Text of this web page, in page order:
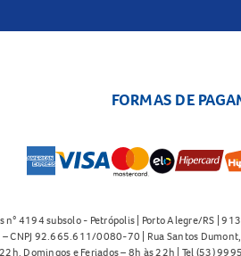
FORMAS DE
4194 subsolo - Petrópolis | Porto Alegre/RS |
92.665.611/0080-70 | Rua Santos
Domingos e Feriados – 8h às 22h | Tel (53)